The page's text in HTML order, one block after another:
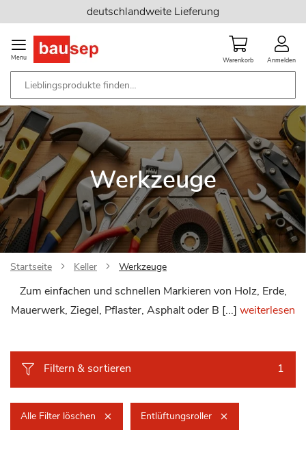
Inhalt
springen
deutschlandweite Lieferung
Menu Warenkorb Anmelden
Werkzeuge
Startseite Keller Werkzeuge
Zum einfachen und schnellen Markieren von Holz, Erde,
Mauerwerk, Ziegel, Pflaster, Asphalt oder B [...] weiterlesen
Filtern & sortieren 1
Alle Filter löschen Entlüftungsroller